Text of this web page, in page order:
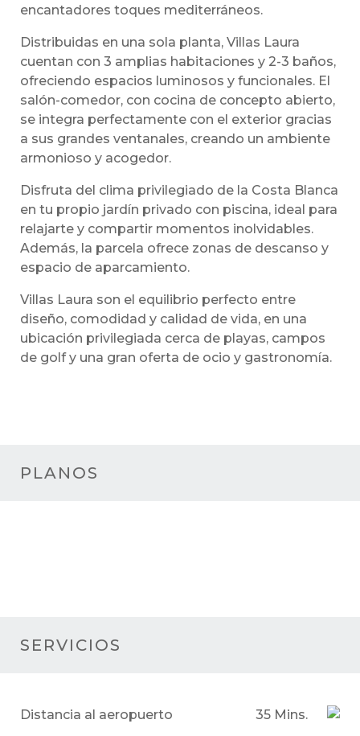
encantadores toques mediterráneos.
Distribuidas en una sola planta, Villas Laura
cuentan con 3 amplias habitaciones y 2-3 baños,
ofreciendo espacios luminosos y funcionales. El
salón-comedor, con cocina de concepto abierto,
se integra perfectamente con el exterior gracias
a sus grandes ventanales, creando un ambiente
armonioso y acogedor.
Disfruta del clima privilegiado de la Costa Blanca
en tu propio jardín privado con piscina, ideal para
relajarte y compartir momentos inolvidables.
Además, la parcela ofrece zonas de descanso y
espacio de aparcamiento.
Villas Laura son el equilibrio perfecto entre
diseño, comodidad y calidad de vida, en una
ubicación privilegiada cerca de playas, campos
de golf y una gran oferta de ocio y gastronomía.
PLANOS
SERVICIOS
Distancia al aeropuerto 35 Mins.